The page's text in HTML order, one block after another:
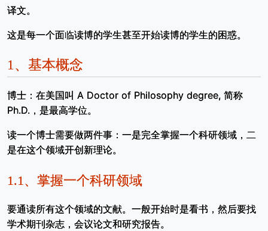
译文。
这是每一个面临读博的学生甚至开始读博的学生的困惑。
1、 基本概念
博士：在美国叫 A Doctor of Philosophy degree, 简称
Ph.D.，是最高学位。
读一个博士需要做两件事：一是完全掌握一个科研领域，二
是在这个领域开创新理论。
1.1、 掌握一个科研领域
要通读所有这个领域的文献。一般开始时是看书，然后要找
学术期刊杂志，会议论文和研究报告。